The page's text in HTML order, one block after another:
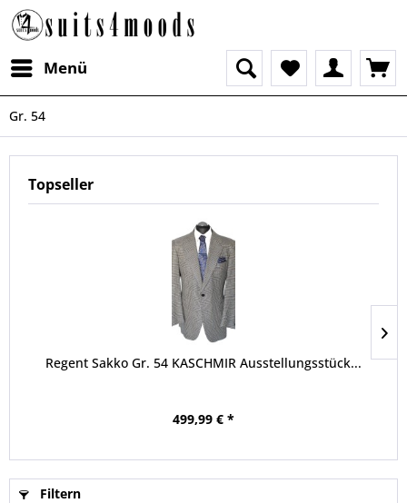
Menü
Gr. 54
Topseller
Regent Sakko Gr. 54 KASCHMIR Ausstellungsstück...
499,99 € *
Filtern